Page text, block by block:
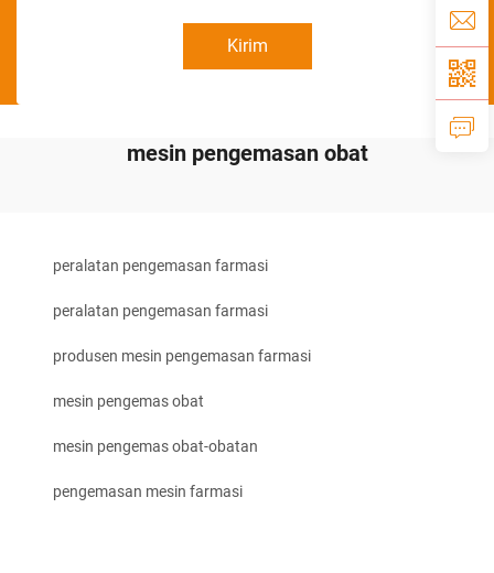
Kirim
mesin pengemasan obat
peralatan pengemasan farmasi
peralatan pengemasan farmasi
produsen mesin pengemasan farmasi
mesin pengemas obat
mesin pengemas obat-obatan
pengemasan mesin farmasi